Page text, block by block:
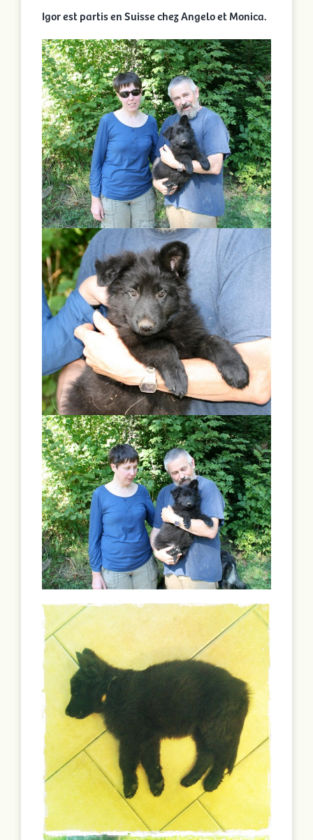
Igor est partis en Suisse chez Angelo et Monica.